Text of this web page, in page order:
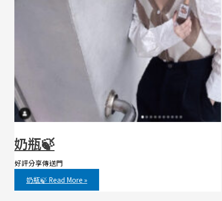
奶瓶🍃
好評分享傳送門
奶瓶🍃 Read More »